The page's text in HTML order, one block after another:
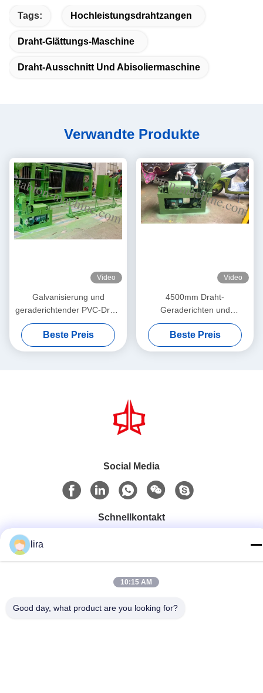
Tags: Hochleistungsdrahtzangen
Draht-Glättungs-Maschine
Draht-Ausschnitt Und Abisoliermaschine
Verwandte Produkte
Video
Galvanisierung und
geraderichtender PVC-Draht
und Schneidemaschine für
4000mm Breite
Beste Preis
Video
4500mm Draht-
Geraderichten und
Schneidemaschine 1.6mm -
5.0mm Draht-Durchmesser
Beste Preis
Social Media
Schnellkontakt
Telefon
lira
10:15 AM
Good day, what product are you looking for?